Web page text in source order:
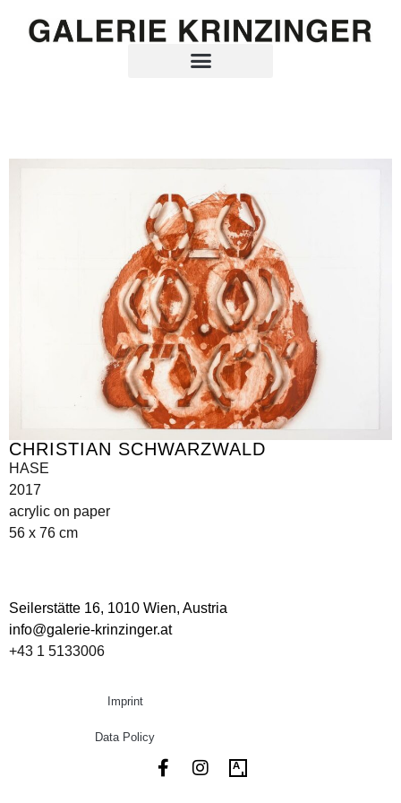
CHRISTIAN SCHWARZWALD
HASE
2017
acrylic on paper
56 x 76 cm
Seilerstätte 16, 1010 Wien, Austria
info@galerie-krinzinger.at
+43 1 5133006
Imprint
Data Policy